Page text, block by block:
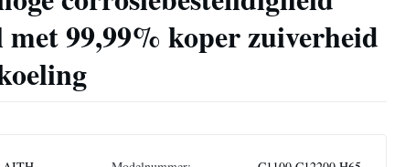
met 99,99% koper zuiverheid